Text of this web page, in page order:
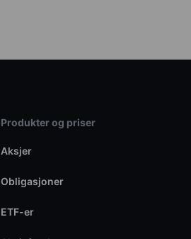
Produkter og priser
Aksjer
Obligasjoner
ETF-er